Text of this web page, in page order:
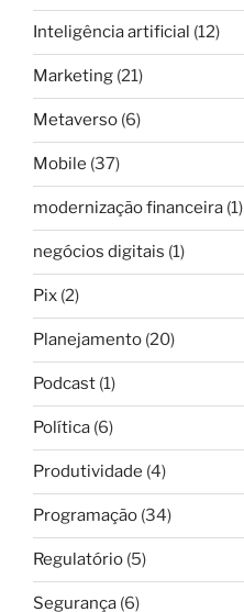
Inteligência artificial (12)
Marketing (21)
Metaverso (6)
Mobile (37)
modernização financeira (1)
negócios digitais (1)
Pix (2)
Planejamento (20)
Podcast (1)
Política (6)
Produtividade (4)
Programação (34)
Regulatório (5)
Segurança (6)